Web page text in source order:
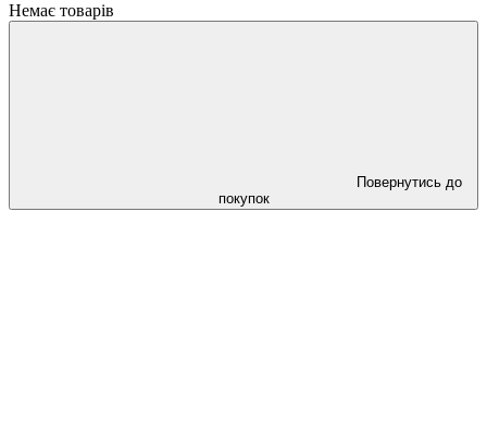
Немає товарів
Повернутись до
покупок